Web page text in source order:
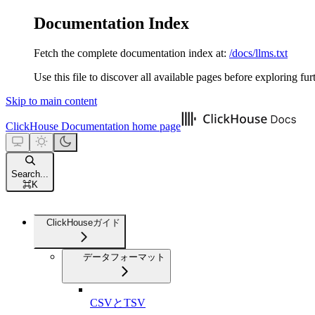
Documentation Index
Fetch the complete documentation index at: /docs/llms.txt
Use this file to discover all available pages before exploring
Skip to main content
ClickHouse Documentation home page
Search...
⌘K
ClickHouseガイド
データフォーマット
CSVとTSV